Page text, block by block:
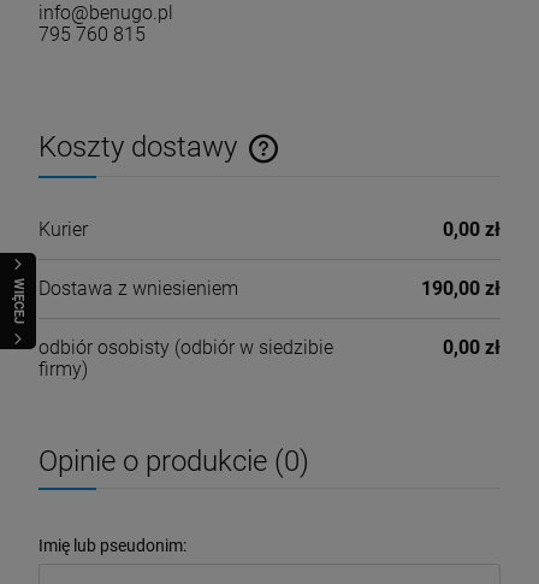
WIĘCEJ
info@benugo.pl
795 760 815
Koszty dostawy
Cena nie zawiera ewentualnych kosztów płatności
Kurier 0,00 zł
Dostawa z wniesieniem 190,00 zł
odbiór osobisty (odbiór w siedzibie
firmy)
0,00 zł
Opinie o produkcie (0)
Imię lub pseudonim: